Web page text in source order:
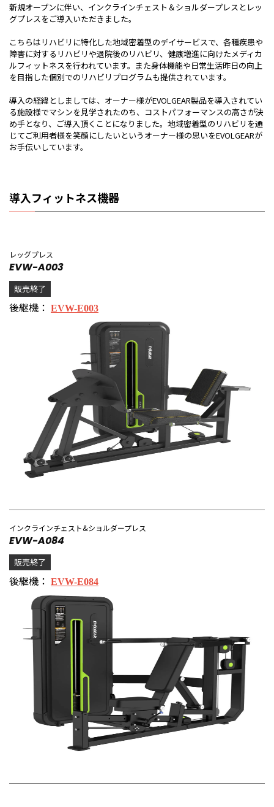
新規オープンに伴い、インクラインチェスト＆ショルダープレスとレッ
グプレスをご導入いただきました。
こちらはリハビリに特化した地域密着型のデイサービスで、各種疾患や
障害に対するリハビリや退院後のリハビリ、健康増進に向けたメディカ
ルフィットネスを行われています。また身体機能や日常生活昨日の向上
を目指した個別でのリハビリプログラムも提供されています。
導入の経緯としましては、オーナー様がEVOLGEAR製品を導入されてい
る施設様でマシンを見学されたのち、コストパフォーマンスの高さが決
め手となり、ご導入頂くことになりました。地域密着型のリハビリを通
じてご利用者様を笑顔にしたいというオーナー様の思いをEVOLGEARが
お手伝いしています。
導入フィットネス機器
レッグプレス
EVW-A003
販売終了
後継機： EVW-E003
インクラインチェスト&ショルダープレス
EVW-A084
販売終了
後継機： EVW-E084